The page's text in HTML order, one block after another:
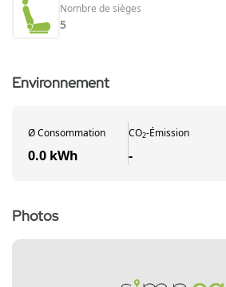
Nombre de sièges
5
Environnement
ØConsommation
0.0 kWh
CO2-Émission
-
Photos